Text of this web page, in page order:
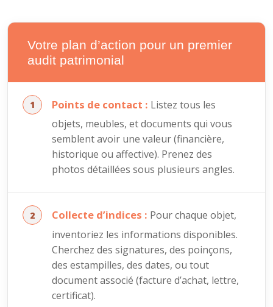
Votre plan d’action pour un premier
audit patrimonial
Points de contact : Listez tous les
objets, meubles, et documents qui vous
semblent avoir une valeur (financière,
historique ou affective). Prenez des
photos détaillées sous plusieurs angles.
Collecte d’indices : Pour chaque objet,
inventoriez les informations disponibles.
Cherchez des signatures, des poinçons,
des estampilles, des dates, ou tout
document associé (facture d’achat, lettre,
certificat).